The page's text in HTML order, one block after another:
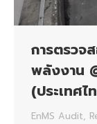
การตรวจ
พลังงาน
(ประเทศ
EnMS Audit,